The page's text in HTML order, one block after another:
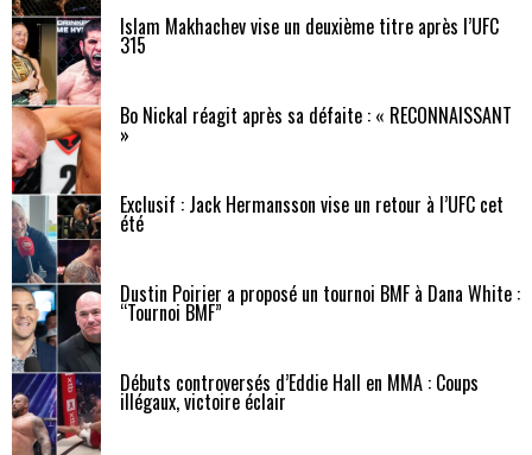
Islam Makhachev vise un deuxième titre après l’UFC
315
Bo Nickal réagit après sa défaite : « RECONNAISSANT
»
Exclusif : Jack Hermansson vise un retour à l’UFC cet
été
Dustin Poirier a proposé un tournoi BMF à Dana White :
“Tournoi BMF”
Débuts controversés d’Eddie Hall en MMA : Coups
illégaux, victoire éclair